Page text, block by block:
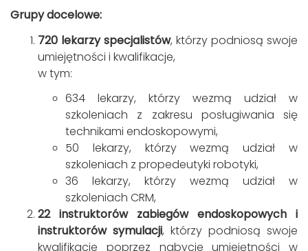
Grupy docelowe:
720 lekarzy specjalistów, którzy podniosą swoje
umiejętności i kwalifikacje,
w tym:
634 lekarzy, którzy wezmą udział w
szkoleniach z zakresu posługiwania się
technikami endoskopowymi,
50 lekarzy, którzy wezmą udział w
szkoleniach z propedeutyki robotyki,
36 lekarzy, którzy wezmą udział w
szkoleniach CRM,
22 instruktorów zabiegów endoskopowych i
instruktorów symulacji, którzy podniosą swoje
kwalifikacje poprzez nabycie umiejętności w